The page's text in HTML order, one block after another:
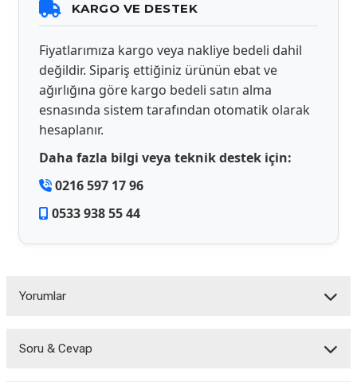
KARGO VE DESTEK
Fiyatlarımıza kargo veya nakliye bedeli dahil
değildir. Sipariş ettiğiniz ürünün ebat ve
ağırlığına göre kargo bedeli satın alma
esnasında sistem tarafından otomatik olarak
hesaplanır.
Daha fazla bilgi veya teknik destek için:
0216 597 17 96
0533 938 55 44
Yorumlar
Soru & Cevap